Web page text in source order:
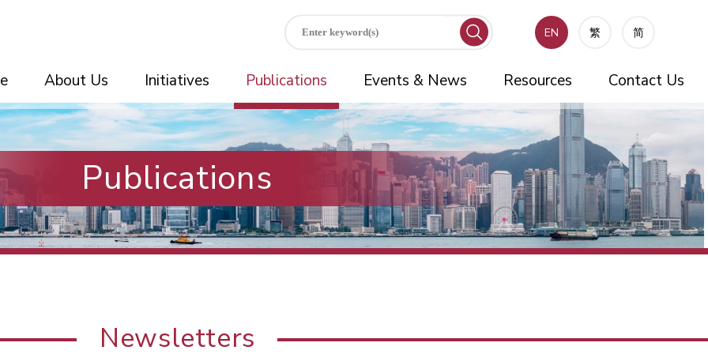
EN 繁 简
About Us Initiatives Publications Events & News Resources Contact Us
Publications
Newsletters